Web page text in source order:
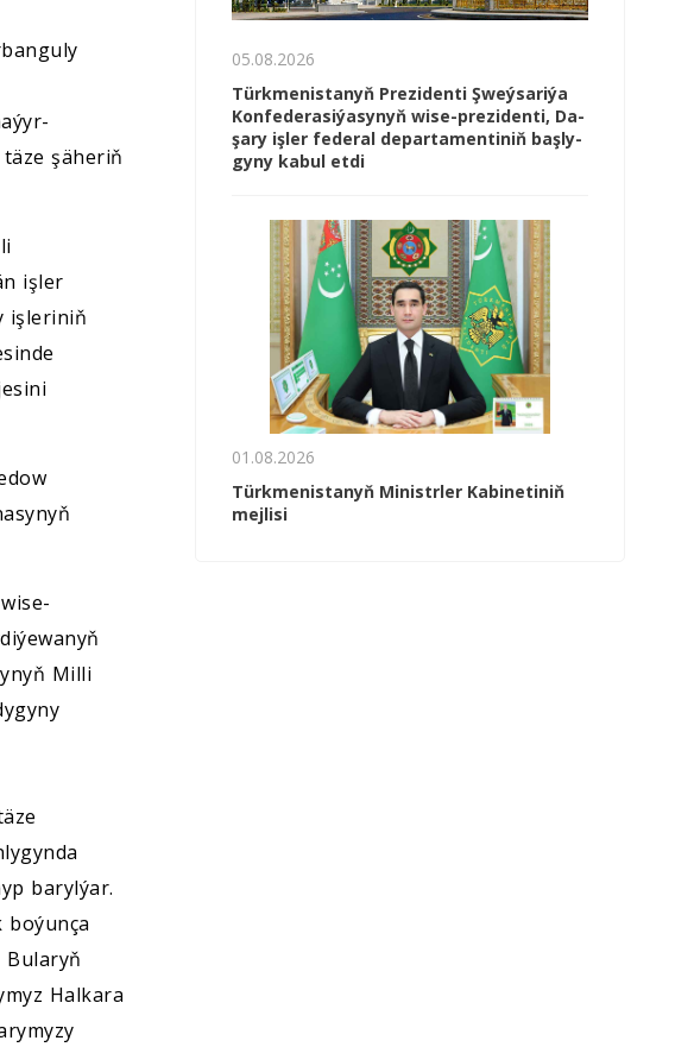
şäheriň
işler
işleriniň
Milli
barylýar.
boýunça
Bularyň
Halkara
05.08.2026
Türk­me­nis­ta­nyň Prezidenti Şweý­sa­ri­ýa
Kon­fe­de­ra­si­ýa­sy­nyň wi­se-prezidenti, Da­
şa­ry iş­ler fe­de­ral de­par­ta­men­ti­niň baş­ly­
gy­ny ka­bul et­di
01.08.2026
Türkmenistanyň Ministrler Kabinetiniň
mejlisi